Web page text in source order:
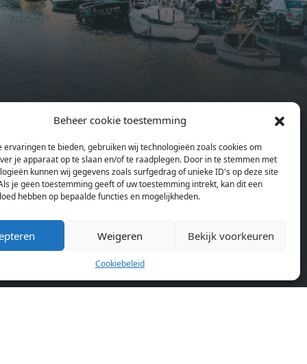
Beheer cookie toestemming
ervaringen te bieden, gebruiken wij technologieën zoals cookies om
je apparaat op te slaan en/of te raadplegen. Door in te stemmen met
kunnen wij gegevens zoals surfgedrag of unieke ID's op deze site
je geen toestemming geeft of uw toestemming intrekt, kan dit een
hebben op bepaalde functies en mogelijkheden.
Weigeren Bekijk voorkeuren
Cookiebeleid
and
open floor plan, a unique custom
kitchen, a bathroom and fitted
wardrobes. High-grade finishes
floor-to-ceiling windows with
layered treatments.Notice:
final, and should be used for
informative purpose only. They are
not contractual or binding. Energy
pass This building is not subject to
EnEV. - Flatscreen TV - Hairdryer -
Heating - Towels and sheets - Iron -
Hygiene utensils - Washing machine
- Oven - Microwave - Refrigerator -
Internet - Working desk Homelike
Pagina’s
Home
Blog
Over ons
Cookiebeleid (EU)